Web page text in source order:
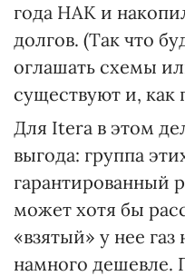
года НАК и
долгов. (Так что
оглашать схемы
существуют и, как
Для Itera в этом
выгода: группа
гарантированный
может хотя бы
«взятый» у нее газ
намного дешевле.